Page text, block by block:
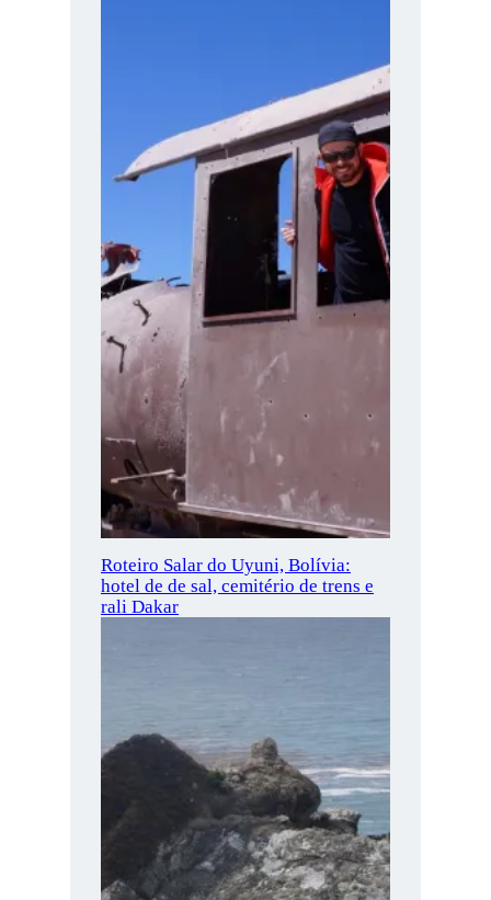
Roteiro Salar do Uyuni, Bolívia:
hotel de de sal, cemitério de trens e
rali Dakar